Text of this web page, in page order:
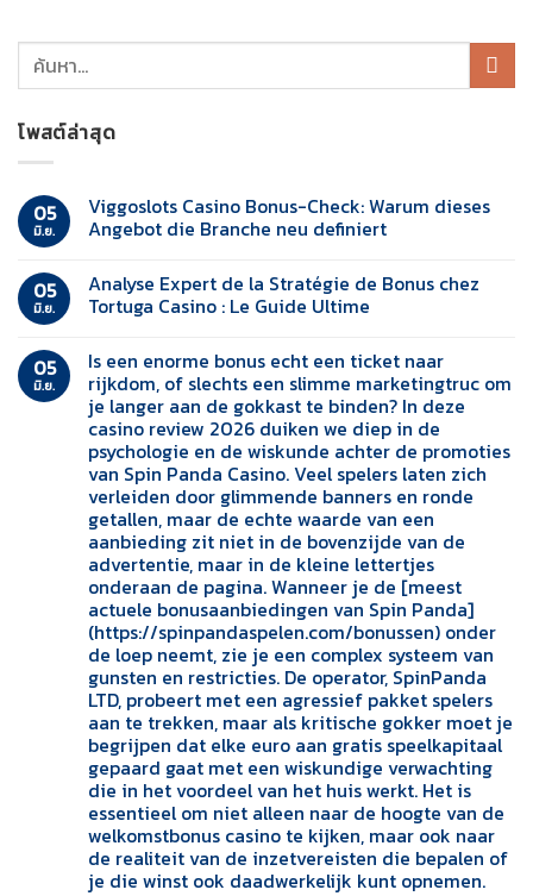
โพสต์ล่าสุด
05
มิ.ย.
Viggoslots Casino Bonus-Check: Warum dieses
Angebot die Branche neu definiert
05
มิ.ย.
Analyse Expert de la Stratégie de Bonus chez
Tortuga Casino : Le Guide Ultime
05
มิ.ย.
Is een enorme bonus echt een ticket naar
rijkdom, of slechts een slimme marketingtruc om
je langer aan de gokkast te binden? In deze
casino review 2026 duiken we diep in de
psychologie en de wiskunde achter de promoties
van Spin Panda Casino. Veel spelers laten zich
verleiden door glimmende banners en ronde
getallen, maar de echte waarde van een
aanbieding zit niet in de bovenzijde van de
advertentie, maar in de kleine lettertjes
onderaan de pagina. Wanneer je de [meest
actuele bonusaanbiedingen van Spin Panda]
(https://spinpandaspelen.com/bonussen) onder
de loep neemt, zie je een complex systeem van
gunsten en restricties. De operator, SpinPanda
LTD, probeert met een agressief pakket spelers
aan te trekken, maar als kritische gokker moet je
begrijpen dat elke euro aan gratis speelkapitaal
gepaard gaat met een wiskundige verwachting
die in het voordeel van het huis werkt. Het is
essentieel om niet alleen naar de hoogte van de
welkomstbonus casino te kijken, maar ook naar
de realiteit van de inzetvereisten die bepalen of
je die winst ook daadwerkelijk kunt opnemen.